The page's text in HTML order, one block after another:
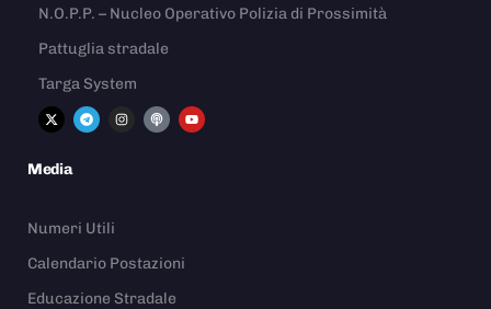
N.O.P.P. – Nucleo Operativo Polizia di Prossimità
Pattuglia stradale
Targa System
Media
Numeri Utili
Calendario Postazioni
Educazione Stradale